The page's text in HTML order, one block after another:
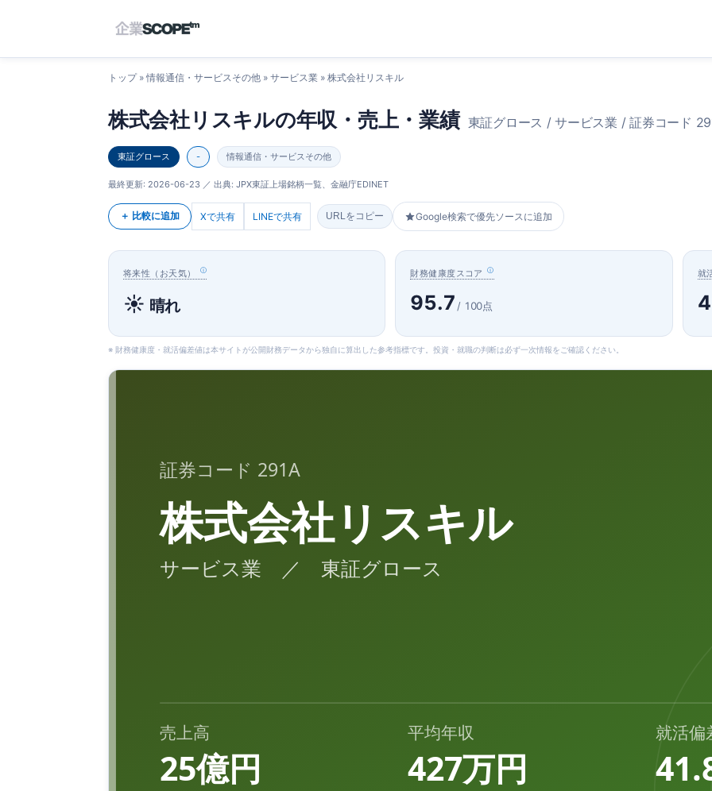
トップ» 情報通信・サービスその他 » サービス業 » 株式会社リスキル
株式会社リスキルの年収・売上・業績 東証グロース / サービス業 / 証券コード
東証グロース - 情報通信・サービスその他
最終更新: 2026-06-23 ／ 出典: JPX東証上場銘柄一覧、金融庁EDINET
＋ 比較に追加 Xで共有 LINEで共有 URLをコピー Google検索で優先ソースに追加
将来性（お天気）
☀️ 晴れ
財務健康度スコア
95.7 / 100点
就
※ 財務健康度・就活偏差値は本サイトが公開財務データから独自に算出した参考指標です。投資・就職の判断は必ず一次情報をご確認ください。
証券コード 291A
株式会社リスキル
サービス業 ／ 東証グロース
売上高
25億円
平均年収
427万円
就活偏